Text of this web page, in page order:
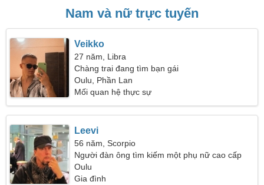
Nam và nữ trực tuyến
Veikko
27 năm, Libra
Chàng trai đang tìm bạn gái
Oulu, Phần Lan
Mối quan hệ thực sự
Leevi
56 năm, Scorpio
Người đàn ông tìm kiếm một phụ nữ cao cấp
Oulu
Gia đình